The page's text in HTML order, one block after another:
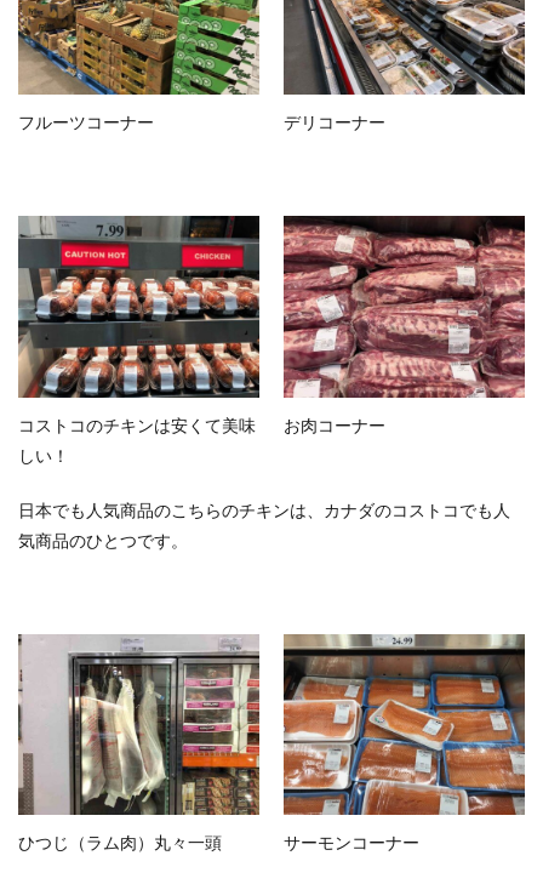
フルーツコーナー デリコーナー
コストコのチキンは安くて美味
しい！
お肉コーナー
日本でも人気商品のこちらのチキンは、カナダのコストコでも人
気商品のひとつです。
ひつじ（ラム肉）丸々一頭 サーモンコーナー